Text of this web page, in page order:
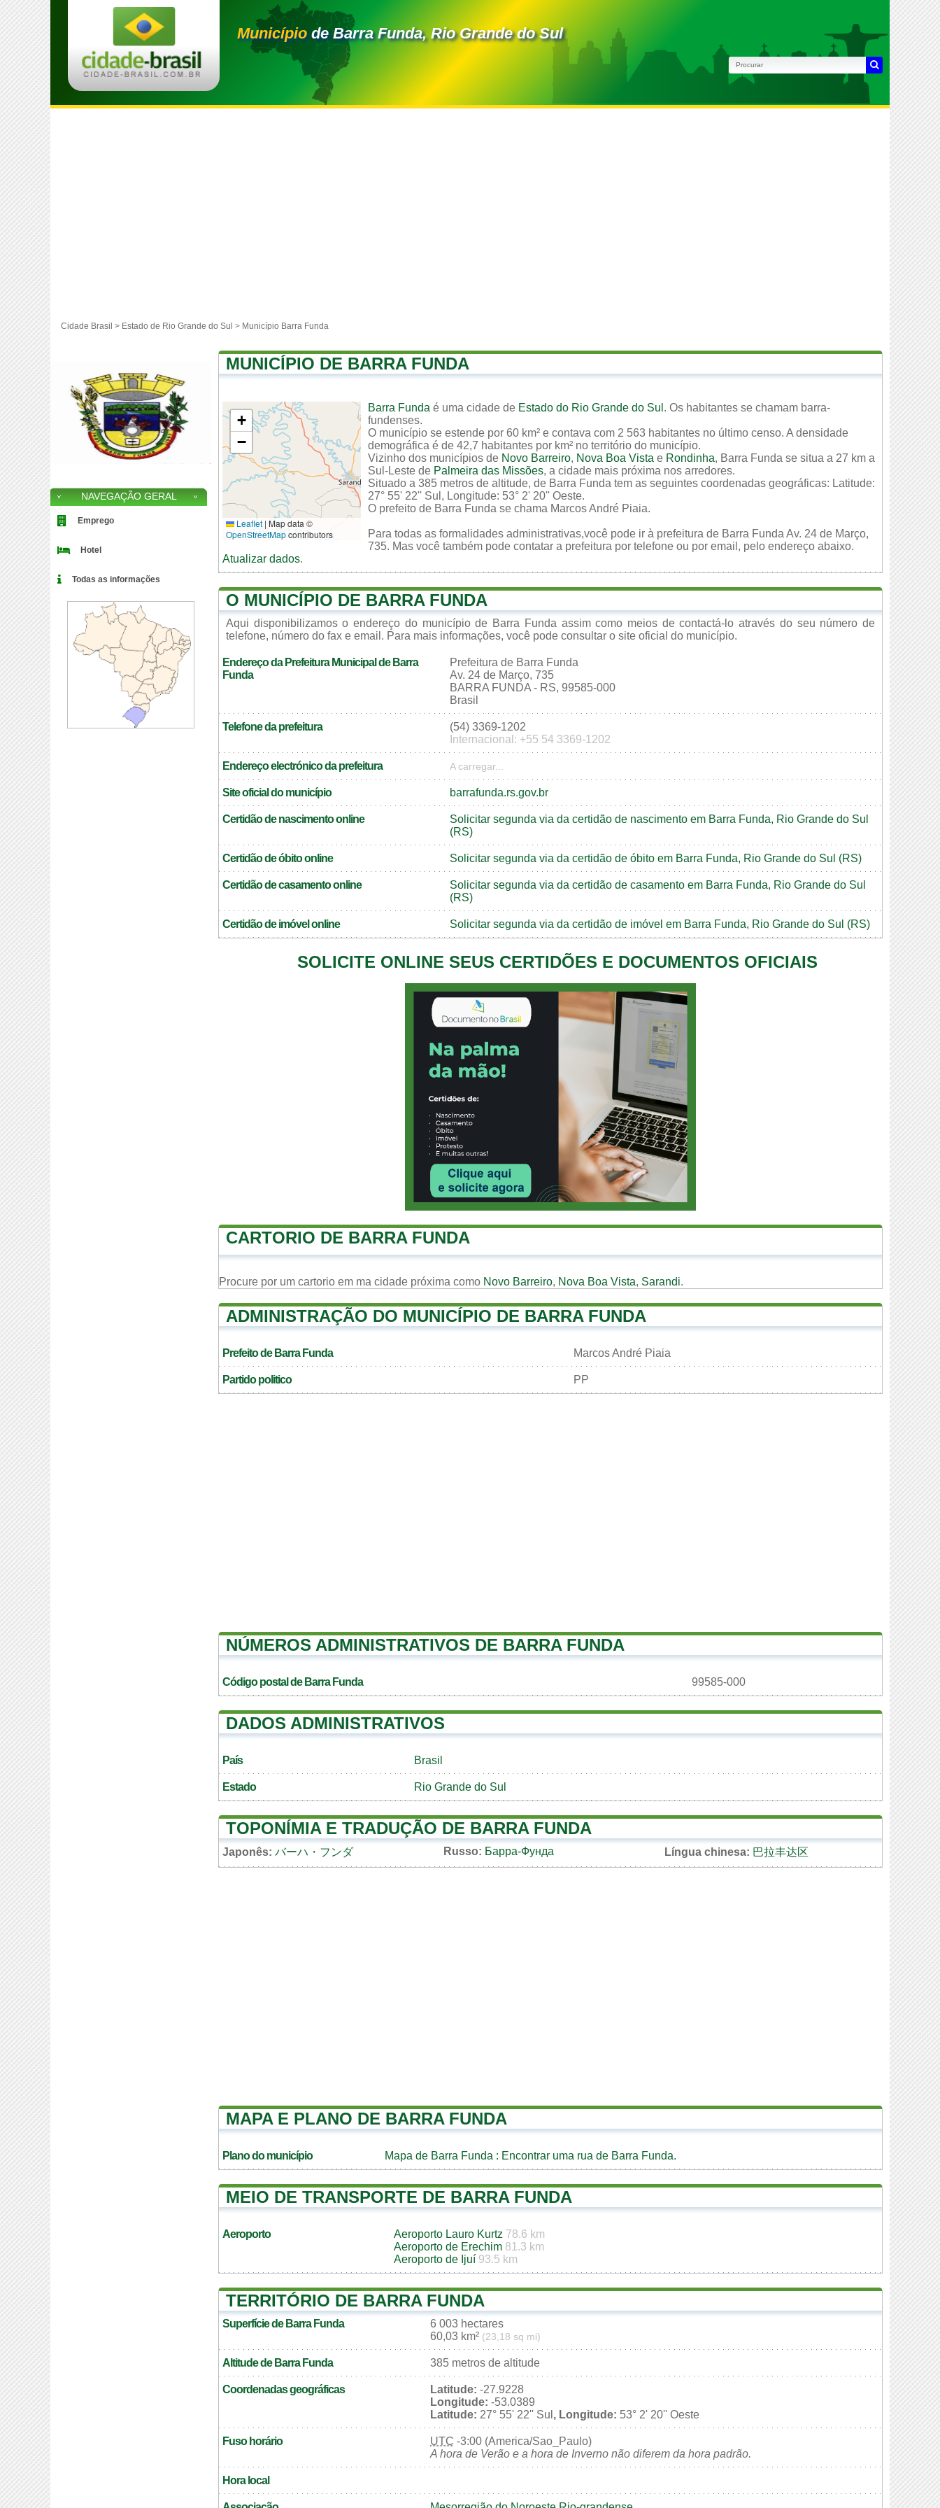
Municípiode Barra Funda, Rio Grande do Sul
Cidade Brasil > Estado de Rio Grande do Sul > Município Barra Funda
MUNICÍPIO DE BARRA FUNDA
+
−
Leaflet | Map data ©
OpenStreetMapcontributors
Barra Funda é uma cidade de Estado do Rio Grande do Sul . Os habitantes se chamam barra-
fundenses.
O município se estende por 60 km² e contava com 2 563 habitantes no último censo. A densidade
demográfica é de 42,7 habitantes por km² no território do município.
Vizinho dos municípios de Novo Barreiro, Nova Boa Vista e Rondinha, Barra Funda se situa a 27 km a
Sul-Leste de Palmeira das Missões, a cidade mais próxima nos arredores.
Situado a 385 metros de altitude, de Barra Funda tem as seguintes coordenadas geográficas: Latitude:
27° 55' 22'' Sul, Longitude: 53° 2' 20'' Oeste.
O prefeito de Barra Funda se chama Marcos André Piaia.
Para todas as formalidades administrativas,você pode ir à prefeitura de Barra Funda Av. 24 de Março,
735. Mas você também pode contatar a prefeitura por telefone ou por email, pelo endereço abaixo.
Atualizar dados.
O MUNICÍPIO DE BARRA FUNDA
Aqui disponibilizamos o endereço do município de Barra Funda assim como meios de contactá-lo através do seu número de
telefone, número do fax e email. Para mais informações, você pode consultar o site oficial do município.
Endereço da Prefeitura Municipal de Barra
Funda
Prefeitura de Barra Funda
Av. 24 de Março, 735
BARRA FUNDA - RS, 99585-000
Brasil
Telefone da prefeitura
(54) 3369-1202
Internacional: +55 54 3369-1202
Endereço electrónico da prefeitura A carregar...
Site oficial do município barrafunda.rs.gov.br
Certidão de nascimento online
Solicitar segunda via da certidão de nascimento em Barra Funda, Rio Grande do Sul
(RS)
Certidão de óbito online Solicitar segunda via da certidão de óbito em Barra Funda, Rio Grande do Sul (RS)
Certidão de casamento online
Solicitar segunda via da certidão de casamento em Barra Funda, Rio Grande do Sul
(RS)
Certidão de imóvel online Solicitar segunda via da certidão de imóvel em Barra Funda, Rio Grande do Sul (RS)
SOLICITE ONLINE SEUS CERTIDÕES E DOCUMENTOS OFICIAIS
CARTORIO DE BARRA FUNDA
Procure por um cartorio em ma cidade próxima como Novo Barreiro, Nova Boa Vista, Sarandi.
ADMINISTRAÇÃO DO MUNICÍPIO DE BARRA FUNDA
Prefeito de Barra Funda Marcos André Piaia
Partido politico PP
NÚMEROS ADMINISTRATIVOS DE BARRA FUNDA
Código postal de Barra Funda 99585-000
DADOS ADMINISTRATIVOS
País Brasil
Estado Rio Grande do Sul
TOPONÍMIA E TRADUÇÃO DE BARRA FUNDA
Japonês: バーハ・フンダ Russo: Барра-Фунда Língua chinesa: 巴拉丰达区
MAPA E PLANO DE BARRA FUNDA
Plano do município Mapa de Barra Funda : Encontrar uma rua de Barra Funda.
MEIO DE TRANSPORTE DE BARRA FUNDA
Aeroporto Aeroporto Lauro Kurtz 78.6 km
Aeroporto de Erechim 81.3 km
Aeroporto de Ijuí 93.5 km
TERRITÓRIO DE BARRA FUNDA
Superfície de Barra Funda
6 003 hectares
60,03 km² (23,18 sq mi)
Altitude de Barra Funda 385 metros de altitude
Coordenadas geográficas Latitude: -27.9228
Longitude: -53.0389
Latitude: 27° 55' 22'' Sul , Longitude: 53° 2' 20'' Oeste
Fuso horário UTC -3:00 (America/Sao_Paulo)
A hora de Verão e a hora de Inverno não diferem da hora padrão.
Hora local
NAVEGAÇÃO GERAL
Emprego
Hotel
Todas as informações